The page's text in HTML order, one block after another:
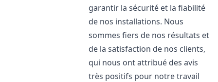
garantir la sécurité et la fiabilité
de nos installations. Nous
sommes fiers de nos résultats et
de la satisfaction de nos clients,
qui nous ont attribué des avis
très positifs pour notre travail